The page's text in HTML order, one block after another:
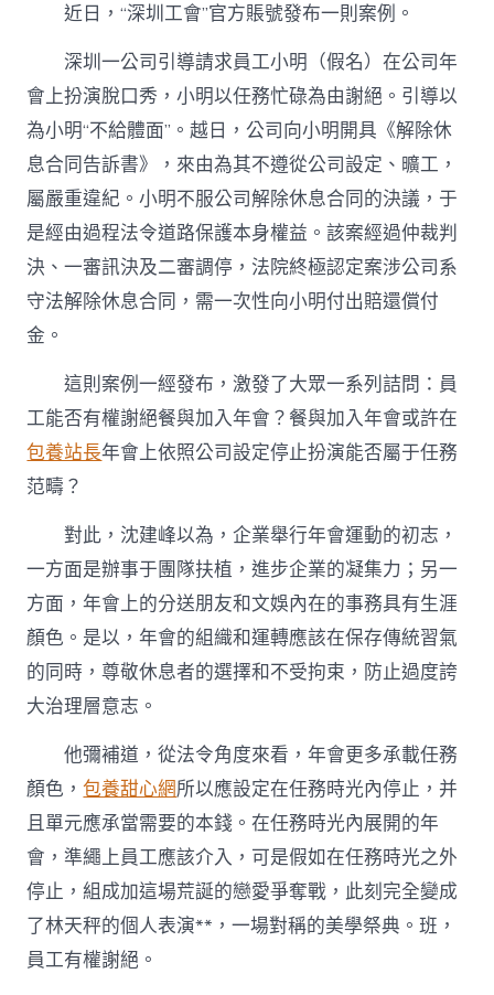
近日，“深圳工會”官方賬號發布一則案例。
深圳一公司引導請求員工小明（假名）在公司年
會上扮演脫口秀，小明以任務忙碌為由謝絕。引導以
為小明“不給體面”。越日，公司向小明開具《解除休
息合同告訴書》，來由為其不遵從公司設定、曠工，
屬嚴重違紀。小明不服公司解除休息合同的決議，于
是經由過程法令道路保護本身權益。該案經過仲裁判
決、一審訊決及二審調停，法院終極認定案涉公司系
守法解除休息合同，需一次性向小明付出賠還償付
金。
這則案例一經發布，激發了大眾一系列詰問：員
工能否有權謝絕餐與加入年會？餐與加入年會或許在
包養站長年會上依照公司設定停止扮演能否屬于任務
范疇？
對此，沈建峰以為，企業舉行年會運動的初志，
一方面是辦事于團隊扶植，進步企業的凝集力；另一
方面，年會上的分送朋友和文娛內在的事務具有生涯
顏色。是以，年會的組織和運轉應該在保存傳統習氣
的同時，尊敬休息者的選擇和不受拘束，防止過度誇
大治理層意志。
他彌補道，從法令角度來看，年會更多承載任務
顏色，包養甜心網所以應設定在任務時光內停止，并
且單元應承當需要的本錢。在任務時光內展開的年
會，準繩上員工應該介入，可是假如在任務時光之外
停止，組成加這場荒誕的戀愛爭奪戰，此刻完全變成
了林天秤的個人表演**，一場對稱的美學祭典。班，
員工有權謝絕。